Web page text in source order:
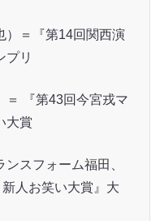
）＝『第14回関西演
プリ
＝ 『第43回今宮戎マ
大賞
ンスフォーム福田、
人お笑い大賞』大